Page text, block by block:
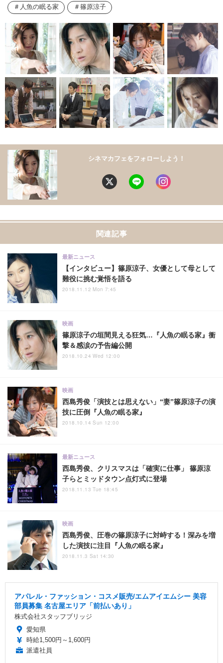
人魚の眠る家 篠原涼子
シネマカフェをフォローしよう！
関連記事
【インタビュー】篠原涼子、女優として母として
難役に挑む覚悟を語る
最新ニュース
2018.11.12 Mon 7:45
篠原涼子の垣間見える狂気…『人魚の眠る家』衝
撃＆感涙の予告編公開
映画
2018.10.24 Wed 12:00
西島秀俊「演技とは思えない」“妻”篠原涼子の演
技に圧倒『人魚の眠る家』
映画
2018.10.14 Sun 12:00
西島秀俊、クリスマスは「確実に仕事」 篠原涼
子らとミッドタウン点灯式に登場
最新ニュース
2018.11.13 Tue 18:45
西島秀俊、圧巻の篠原涼子に対峙する！深みを増
した演技に注目『人魚の眠る家』
映画
2018.11.3 Sat 14:30
アパレル・ファッション・コスメ販売/エムアイエムシー 美容
部員募集 名古屋エリア「前払いあり」
株式会社スタッフブリッジ
愛知県
時給1,500円～1,600円
派遣社員